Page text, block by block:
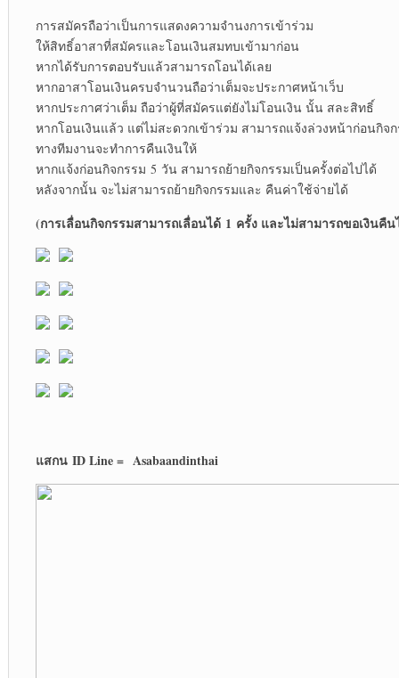
การสมัครถือว่าเป็นการแสดงความจำนงการเข้าร่วม
ให้สิทธิ์อาสาที่สมัครและโอนเงินสมทบเข้ามาก่อน
หากได้รับการตอบรับแล้วสามารถโอนได้เลย
หากอาสาโอนเงินครบจำนวนถือว่าเต็มจะประกาศหน้าเว็บ
หากประกาศว่าเต็ม ถือว่าผู้ที่สมัครแต่ยังไม่โอนเงิน นั้น สละสิทธิ์
หากโอนเงินแล้ว แต่ไม่สะดวกเข้าร่วม สามารถแจ้งล่วงหน้าก่อนกิจ
ทางทีมงานจะทำการคืนเงินให้
หากแจ้งก่อนกิจกรรม 5 วัน สามารถย้ายกิจกรรมเป็นครั้งต่อไปได้
หลังจากนั้น จะไม่สามารถย้ายกิจกรรมและ คืนค่าใช้จ่ายได้
(การเลื่อนกิจกรรมสามารถเลื่อนได้ 1 ครั้ง และไม่สามารถขอเงินคื
แสกน ID Line = Asabaandinthai